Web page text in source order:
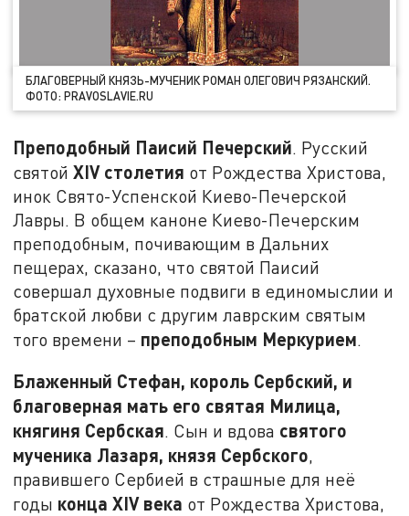
БЛАГОВЕРНЫЙ КНЯЗЬ-МУЧЕНИК РОМАН ОЛЕГОВИЧ РЯЗАНСКИЙ.
ФОТО: PRAVOSLAVIE.RU
Преподобный Паисий Печерский. Русский
святойXIVстолетия от Рождества Христова,
инок Свято-Успенской Киево-Печерской
Лавры. В общем каноне Киево-Печерским
преподобным, почивающим в Дальних
пещерах, сказано, что святой Паисий
совершал духовные подвиги в единомыслии и
братской любви с другим лаврским святым
того времени – преподобным Меркурием.
Блаженный Стефан, король Сербский, и
благоверная мать его святая Милица,
княгиня Сербская. Сын и вдова святого
мученика Лазаря, князя Сербского,
правившего Сербией в страшные для неё
годы концаXIVвека от Рождества Христова,